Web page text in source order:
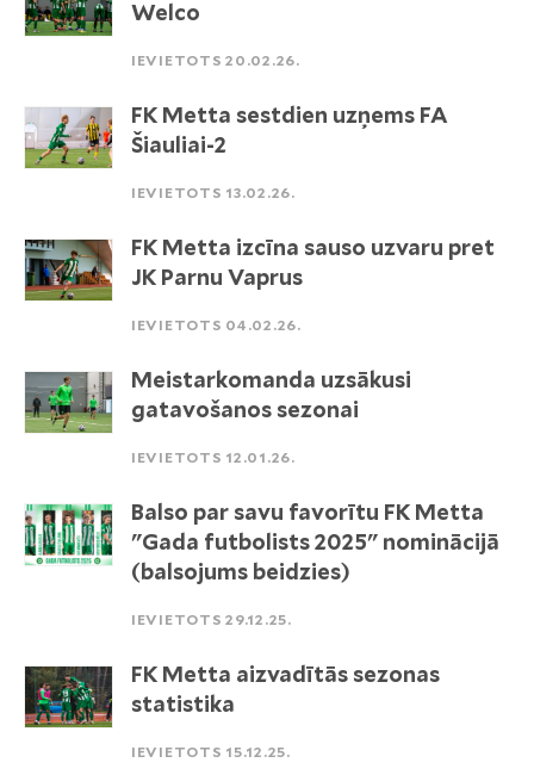
Welco
IEVIETOTS 20.02.26.
FK Metta sestdien uzņems FA
Šiauliai-2
IEVIETOTS 13.02.26.
FK Metta izcīna sauso uzvaru pret
JK Parnu Vaprus
IEVIETOTS 04.02.26.
Meistarkomanda uzsākusi
gatavošanos sezonai
IEVIETOTS 12.01.26.
Balso par savu favorītu FK Metta
"Gada futbolists 2025" nominācijā
(balsojums beidzies)
IEVIETOTS 29.12.25.
FK Metta aizvadītās sezonas
statistika
IEVIETOTS 15.12.25.